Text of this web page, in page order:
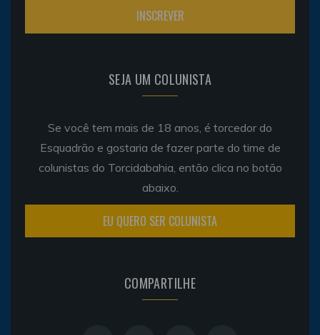
SEJA UM COLUNISTA
Se você tem mais de 18 anos, é torcedor do
Esquadrão e gostaria de fazer parte do time de
colunistas do Torcidabahia, então clica no botão
abaixo.
EU QUERO SER COLUNISTA
COMPARTILHE